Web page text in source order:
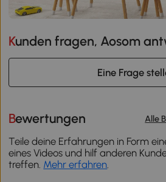
Kunden fragen, Aosom
Eine Frage
Bewertungen Alle
Teile deine Erfahrungen in Form
eines Videos und hilf anderen
treffen. Mehr erfahren